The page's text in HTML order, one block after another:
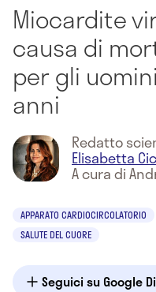
Miocardite
causa di
per gli
anni
Redatto
Elisabetta
A cura di
APPARATO CARDIOCIRCOLATORIO
SALUTE DEL CUORE
Seguici su Google